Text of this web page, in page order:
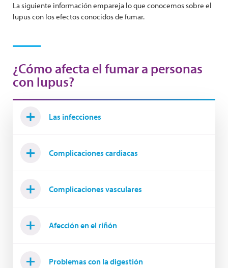
La siguiente información empareja lo que conocemos sobre el
lupus con los efectos conocidos de fumar.
¿Cómo afecta el fumar a personas
con lupus?
Las infecciones
Complicaciones cardiacas
Complicaciones vasculares
Afección en el riñón
Problemas con la digestión